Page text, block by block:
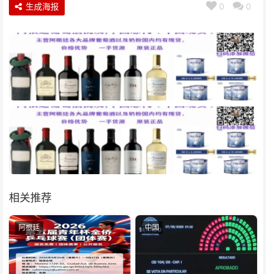
0 0
生成海报
相关推荐
阿根廷 中国